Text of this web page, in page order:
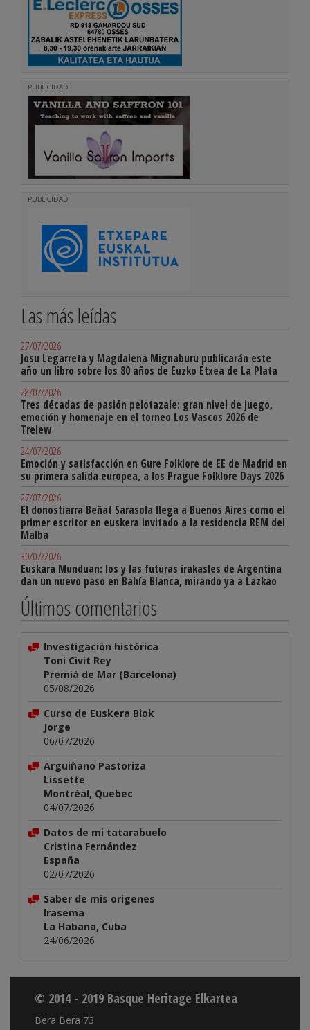
PUBLICIDAD
PUBLICIDAD
Las más leídas
27/07/2026
Josu Legarreta y Magdalena Mignaburu publicarán este
año un libro sobre los 80 años de Euzko Etxea de La Plata
28/07/2026
Tres décadas de pasión pelotazale: gran nivel de juego,
emoción y homenaje en el torneo Los Vascos 2026 de
Trelew
24/07/2026
Emoción y satisfacción en Gure Folklore de EE de Madrid en
su primera salida europea, a los Prague Folklore Days 2026
27/07/2026
El donostiarra Beñat Sarasola llega a Buenos Aires como el
primer escritor en euskera invitado a la residencia REM del
Malba
30/07/2026
Euskara Munduan: los y las futuras irakasles de Argentina
dan un nuevo paso en Bahía Blanca, mirando ya a Lazkao
Últimos comentarios
Investigación histórica
Toni Civit Rey
Premià de Mar (Barcelona)
05/08/2026
Curso de Euskera Biok
Jorge
06/07/2026
Arguiñano Pastoriza
Lissette
Montréal, Quebec
04/07/2026
Datos de mi tatarabuelo
Cristina Fernández
España
02/07/2026
Saber de mis origenes
Irasema
La Habana, Cuba
24/06/2026
© 2014 - 2019 Basque Heritage Elkartea
Bera Bera 73